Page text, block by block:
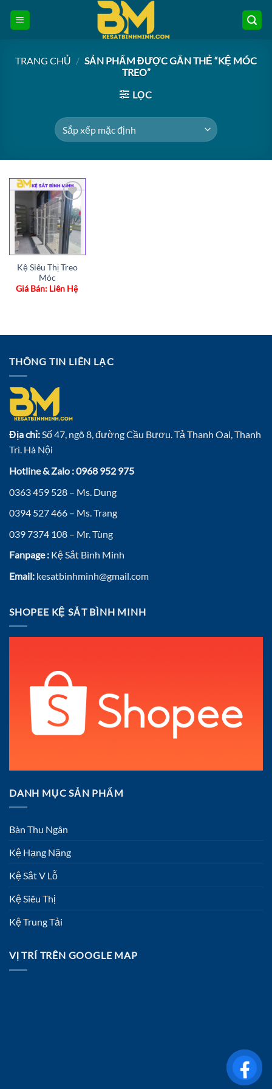
TRANG CHỦ / SẢN PHẨM ĐƯỢC GẮN THẺ “KỆ MÓC
TREO”
LỌC
Add to
wishlist
Kệ Siêu Thị Treo
Móc
Giá Bán: Liên Hệ
THÔNG TIN LIÊN LẠC
Địa chỉ:Số 47, ngõ 8, đường Cầu Bươu. Tả Thanh Oai, Thanh
Trì. Hà Nội
Hotline & Zalo : 0968 952 975
0363 459 528 – Ms. Dung
0394 527 466 – Ms. Trang
039 7374 108 – Mr. Tùng
Fanpage : Kệ Sắt Bình Minh
Email: kesatbinhminh@gmail.com
SHOPEE KỆ SẮT BÌNH MINH
DANH MỤC SẢN PHẨM
Bàn Thu Ngân
Kệ Hạng Nặng
Kệ Sắt V Lỗ
Kệ Siêu Thị
Kệ Trung Tải
VỊ TRÍ TRÊN GOOGLE MAP